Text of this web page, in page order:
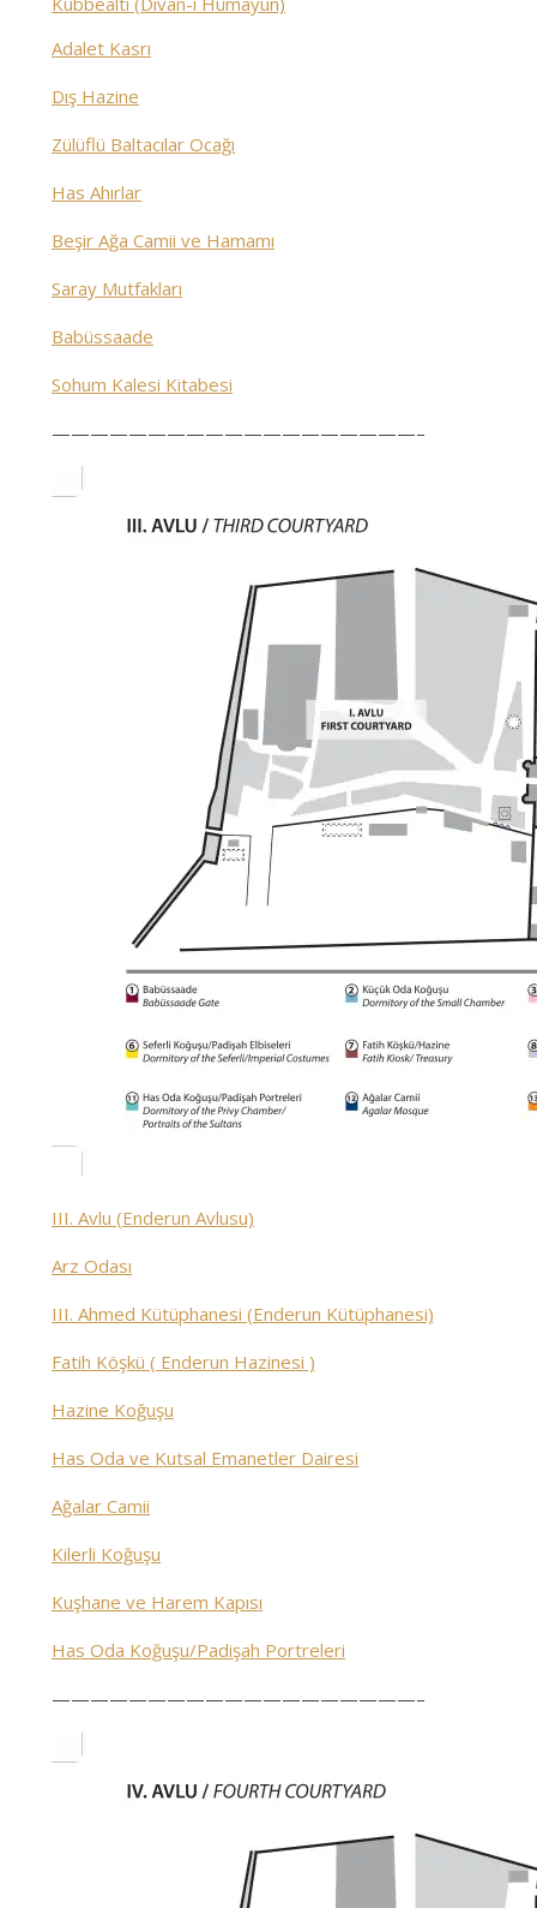
Adalet Kasrı
Dış Hazine
Zülüflü Baltacılar Ocağı
Has Ahırlar
Beşir Ağa Camii ve Hamamı
Saray Mutfakları
Babüssaade
Sohum Kalesi Kitabesi
———————————————————–
III. Avlu (Enderun Avlusu)
Arz Odası
III. Ahmed Kütüphanesi (Enderun Kütüphanesi)
Fatih Köşkü ( Enderun Hazinesi )
Hazine Koğuşu
Has Oda ve Kutsal Emanetler Dairesi
Ağalar Camii
Kilerli Koğuşu
Kuşhane ve Harem Kapısı
Has Oda Koğuşu/Padişah Portreleri
———————————————————–